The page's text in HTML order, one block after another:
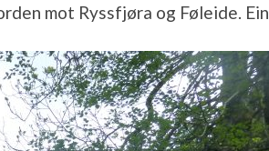
mot Ryssfjøra og Føleide. Ein